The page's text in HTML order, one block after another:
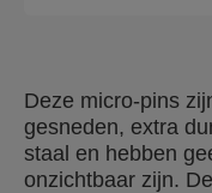
Deze micro-pins
gesneden, extra
staal en hebben
onzichtbaar zijn.